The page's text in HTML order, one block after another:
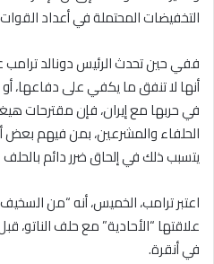
التخفيضات المحتملة في أعداد القوات
ففي حين تحدث الرئيس دونالد ترامب
أنها لا تنفق ما يكفي على دفاعها، أو
في حربها مع إيران، فإن مقترحات
الحلفاء والمشرعين، بمن فيهم بعض
يتسبب ذلك في إلحاق ضرر دائم
اعتبر ترامب، الخميس، أنه “من
علاقتها “الأحادية” مع حلف
في أنقرة.